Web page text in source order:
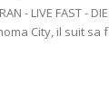
- LIVE FAST -
City, il suit sa